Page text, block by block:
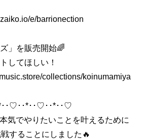
e/barrionection
」を販売開始🌈
してほしい！
collections/koinumamiya
･♡･･*･･♡･･*･･♡
気でやりたいことを叶えるために
することにしました🔥